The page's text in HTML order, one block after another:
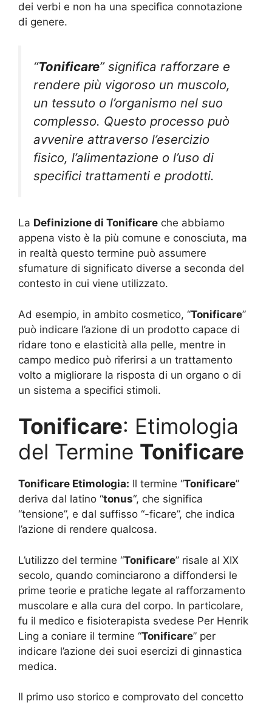
dei verbi e non ha una specifica connotazione
di genere.
“Tonificare” significa rafforzare e
rendere più vigoroso un muscolo,
un tessuto o l’organismo nel suo
complesso. Questo processo può
avvenire attraverso l’esercizio
fisico, l’alimentazione o l’uso di
specifici trattamenti e prodotti.
La Definizione di Tonificare che abbiamo
appena visto è la più comune e conosciuta, ma
in realtà questo termine può assumere
sfumature di significato diverse a seconda del
contesto in cui viene utilizzato.
Ad esempio, in ambito cosmetico, “Tonificare”
può indicare l’azione di un prodotto capace di
ridare tono e elasticità alla pelle, mentre in
campo medico può riferirsi a un trattamento
volto a migliorare la risposta di un organo o di
un sistema a specifici stimoli.
Tonificare: Etimologia
del Termine Tonificare
Tonificare Etimologia: Il termine “Tonificare”
deriva dal latino “tonus“, che significa
“tensione”, e dal suffisso “-ficare”, che indica
l’azione di rendere qualcosa.
L’utilizzo del termine “Tonificare” risale al XIX
secolo, quando cominciarono a diffondersi le
prime teorie e pratiche legate al rafforzamento
muscolare e alla cura del corpo. In particolare,
fu il medico e fisioterapista svedese Per Henrik
Ling a coniare il termine “Tonificare” per
indicare l’azione dei suoi esercizi di ginnastica
medica.
Il primo uso storico e comprovato del concetto